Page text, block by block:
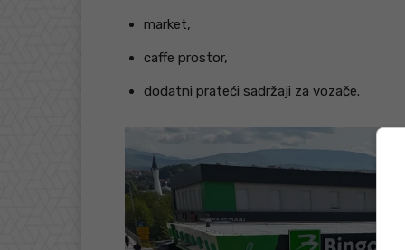
market,
caffe prostor,
dodatni prateći sadržaji za vozače.